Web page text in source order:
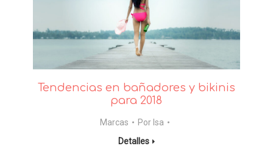
Tendencias en bañadores y bikinis
para 2018
Marcas Por Isa
Detalles